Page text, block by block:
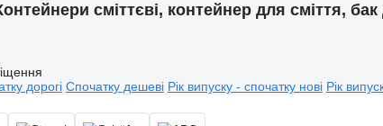
сміттєві, контейнер для сміття,
дорогі Спочатку дешеві Рік випуску - спочатку нові Рік